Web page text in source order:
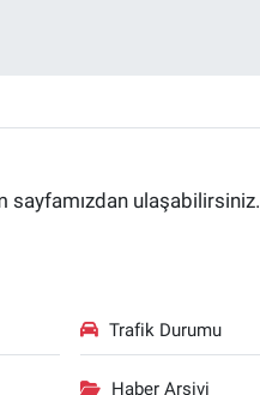
sayfamızdan ulaşabilirsiniz.
Trafik Durumu
Haber Arşivi